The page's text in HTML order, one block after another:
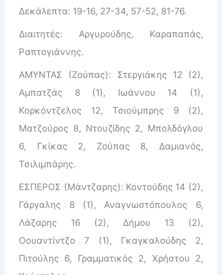
Δεκάλεπτα: 19-16, 27-34, 57-52, 81-76.
Διαιτητές: Αργυρούδης, Καραπαπάς,
Ραπτογιάννης.
ΑΜΥΝΤΑΣ (Ζούπας): Στεργιάκης 12 (2),
Αμπατζάς 8 (1), Ιωάννου 14 (1),
Κορκόντζελος 12, Τσιούμπρης 9 (2),
Ματζούρος 8, Ντουζίδης 2, Μπολδόγλου
6, Γκίκας 2, Ζούπας 8, Δαμιανός,
Τσιλιμπάρης.
ΕΣΠΕΡΟΣ (Μάντζαρης): Κοντούδης 14 (2),
Γάργαλης 8 (1), Αναγνωστόπουλος 6,
Λάζαρης 16 (2), Δήμου 13 (2),
Οουαντίντζο 7 (1), Γκαγκαλούδης 2,
Πιτούλης 6, Γραμματικός 2, Χρήστου 2,